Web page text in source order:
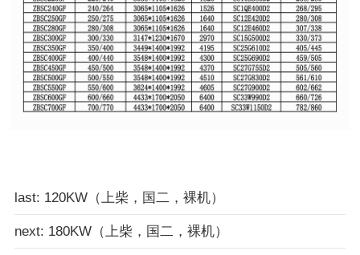
last: 120KW（上柴，国二，裸机）
next: 180KW（上柴，国二，裸机）